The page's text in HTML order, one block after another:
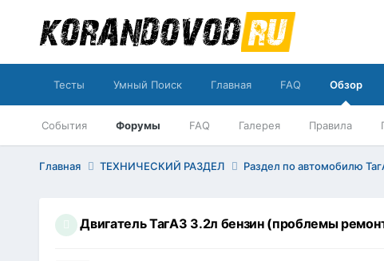
Тесты Умный Поиск Главная FAQ Обзор
События Форумы FAQ Галерея Правила
Главная ТЕХНИЧЕСКИЙ РАЗДЕЛ Раздел по автомобилю
Двигатель ТагАЗ 3.2л бензин (проблемы